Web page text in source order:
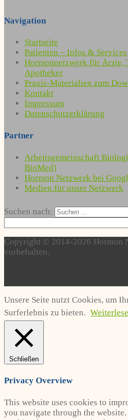
Navigation
Startseite
Patienten – Infos & Services
Hormonnetzwerk für Ärzte,
Apotheker
Praxis-Materialien zum
Kontakt
Impressum
Datenschutzerklärung
Partner
Arbeitsgemeinschaft
BioMed)
Hormon Netzwerk bei
Medien für unser Netzwerk
Suchen nach:
Copyright © 2014-2026 Hormon
vorbehalten.
Unsere Seite nutzt Cookies, um
Surferlebnis zu bieten.
Schließen
Privacy Overview
This website uses cookies to
you navigate through the